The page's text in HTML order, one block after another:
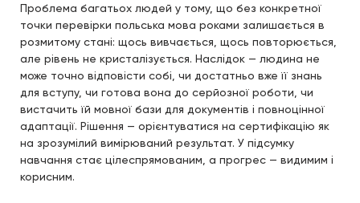
Проблема багатьох людей у тому, що без конкретної
точки перевірки польська мова роками залишається в
розмитому стані: щось вивчається, щось повторюється,
але рівень не кристалізується. Наслідок — людина не
може точно відповісти собі, чи достатньо вже її знань
для вступу, чи готова вона до серйозної роботи, чи
вистачить їй мовної бази для документів і повноцінної
адаптації. Рішення — орієнтуватися на сертифікацію як
на зрозумілий вимірюваний результат. У підсумку
навчання стає цілеспрямованим, а прогрес — видимим і
корисним.